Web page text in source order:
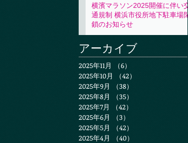
横濱マラソン2025開催に伴い交
通規制 横浜市役所地下駐車場閉
鎖のお知らせ
アーカイブ
2025年11月 （6）
2025年10月
（42）
2025年9月
（38）
2025年8月
（35）
2025年7月
（42）
2025年6月
（3）
2025年5月
（42）
2025年4月
（40）